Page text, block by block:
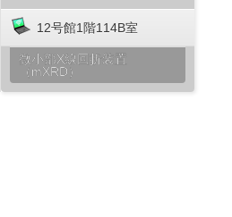
12号館1階114B室
微小部X線回折装置
（mXRD）